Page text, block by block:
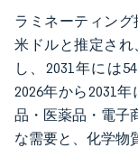
ラミネーティング
米ドルと推定され
し、2031年には
2026年から2031
品・医薬品・電子
な需要と、化学物